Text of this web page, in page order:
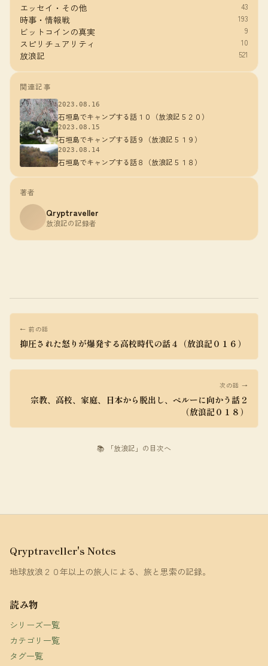
エッセイ・その他 43
時事・情報戦 193
ビットコインの真実 9
スピリチュアリティ 10
放浪記 521
関連記事
2023.08.16
石垣島でキャンプする話１０（放浪記５２０）
2023.08.15
石垣島でキャンプする話９（放浪記５１９）
2023.08.14
石垣島でキャンプする話８（放浪記５１８）
著者
Qryptraveller
放浪記の記録者
← 前の話
抑圧された怒りが爆発する高校時代の話４（放浪記０１６）
次の話 →
宗教、高校、家庭、日本から脱出し、ペルーに向かう話２
（放浪記０１８）
📚 「放浪記」の目次へ
Qryptraveller's Notes
地球放浪２０年以上の旅人による、旅と思索の記録。
読み物
シリーズ一覧
カテゴリ一覧
タグ一覧